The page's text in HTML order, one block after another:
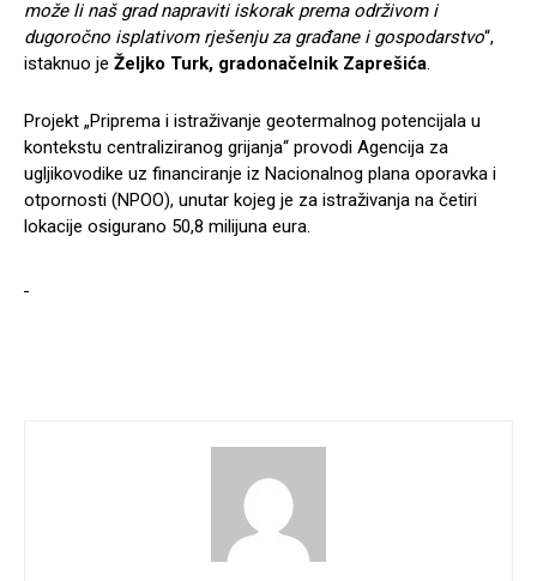
može li naš grad napraviti iskorak prema održivom i
dugoročno isplativom rješenju za građane i gospodarstvo“,
istaknuo je Željko Turk, gradonačelnik Zaprešića.
Projekt „Priprema i istraživanje geotermalnog potencijala u
kontekstu centraliziranog grijanja“ provodi Agencija za
ugljikovodike uz financiranje iz Nacionalnog plana oporavka i
otpornosti (NPOO), unutar kojeg je za istraživanja na četiri
lokacije osigurano 50,8 milijuna eura.